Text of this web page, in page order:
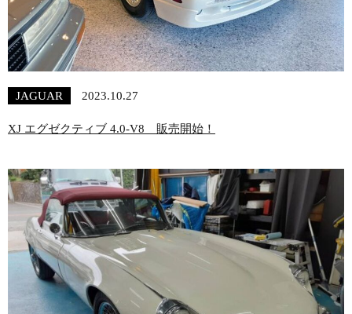
JAGUAR 2023.10.27
XJ エグゼクティブ 4.0-V8 販売開始！